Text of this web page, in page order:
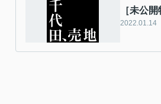
［未公
2022.01.14